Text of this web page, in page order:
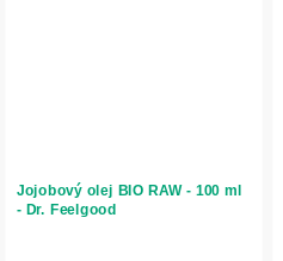
Jojobový olej BIO RAW - 100 ml
- Dr. Feelgood